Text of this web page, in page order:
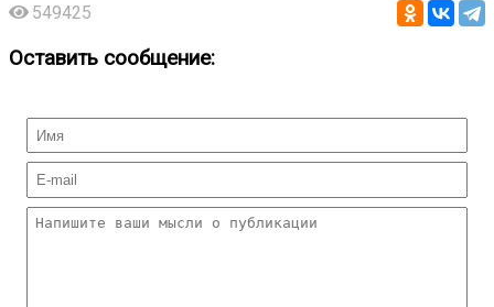
549425
Оставить сообщение: